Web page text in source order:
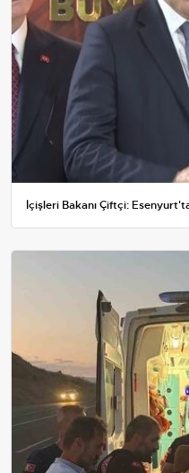
İçişleri Bakanı Çiftçi: